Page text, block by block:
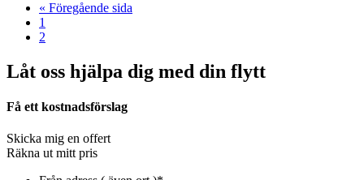
« Föregående sida
1
2
Låt oss hjälpa dig med din flytt
Få ett kostnadsförslag
Skicka mig en offert
Räkna ut mitt pris